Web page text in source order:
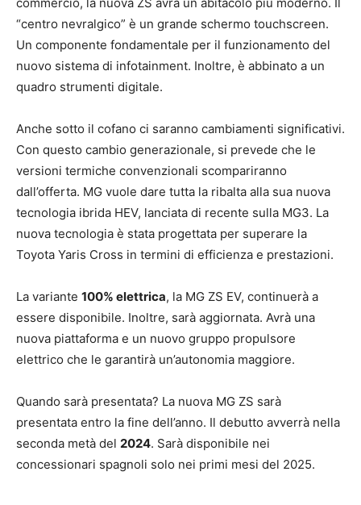
“centro nevralgico” è un grande schermo touchscreen.
Un componente fondamentale per il funzionamento del
nuovo sistema di infotainment. Inoltre, è abbinato a un
quadro strumenti digitale.
Anche sotto il cofano ci saranno cambiamenti significativi.
Con questo cambio generazionale, si prevede che le
versioni termiche convenzionali scompariranno
dall’offerta. MG vuole dare tutta la ribalta alla sua nuova
tecnologia ibrida HEV, lanciata di recente sulla MG3. La
nuova tecnologia è stata progettata per superare la
Toyota Yaris Cross in termini di efficienza e prestazioni.
La variante 100% elettrica, la MG ZS EV, continuerà a
essere disponibile. Inoltre, sarà aggiornata. Avrà una
nuova piattaforma e un nuovo gruppo propulsore
elettrico che le garantirà un’autonomia maggiore.
Quando sarà presentata? La nuova MG ZS sarà
presentata entro la fine dell’anno. Il debutto avverrà nella
seconda metà del 2024. Sarà disponibile nei
concessionari spagnoli solo nei primi mesi del 2025.